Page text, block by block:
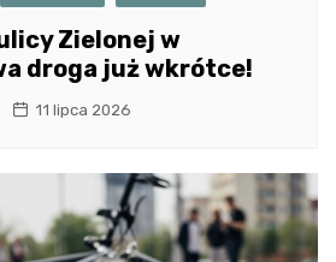
Zielonej w
droga już wkrótce!
11 lipca 2026